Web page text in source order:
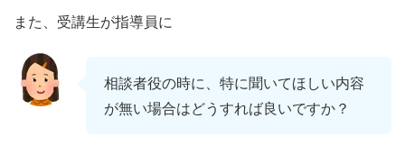
また、受講生が指導員に
相談者役の時に、特に聞いてほしい内容
が無い場合はどうすれば良いですか？